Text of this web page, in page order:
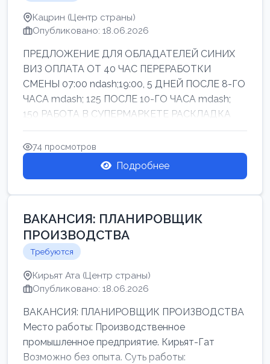
Кацрин (Центр страны)
Опубликовано: 18.06.2026
ПРЕДЛОЖЕНИЕ ДЛЯ ОБЛАДАТЕЛЕЙ СИНИХ
ВИЗ ОПЛАТА ОТ 40 ЧАС ПЕРЕРАБОТКИ
СМЕНЫ 07:00 ndash;19:00, 5 ДНЕЙ ПОСЛЕ 8-ГО
ЧАСА mdash; 125 ПОСЛЕ 10-ГО ЧАСА mdash;
150 РАБОТА В СУПЕРМАРКЕТЕ РАСКЛАДКА
ТОВАРОВ НЕ ТЯЖ...
74 просмотров
Подробнее
ВАКАНСИЯ: ПЛАНИРОВЩИК
ПРОИЗВОДСТВА
Требуются
Кирьят Ата (Центр страны)
Опубликовано: 18.06.2026
ВАКАНСИЯ: ПЛАНИРОВЩИК ПРОИЗВОДСТВА
Место работы: Производственное
промышленное предприятие. Кирьят-Гат
Возможно без опыта. Суть работы: